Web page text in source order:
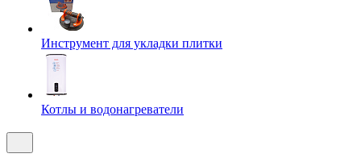
Инструмент для укладки плитки
Котлы и водонагреватели